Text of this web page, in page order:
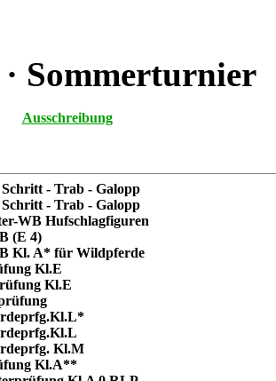
Sommerturnier
Ausschreibung
- Trab - Galopp
- Trab - Galopp
WB Hufschlagfiguren
(E 4)
Kl. A* für Wildpferde
Kl.E
Kl.E
Kl.M
Kl.A**